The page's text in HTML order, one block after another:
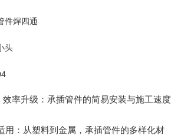
件焊四通
头
效率升级：承插管件的简易安装与施工速度
用：从塑料到金属，承插管件的多样化材